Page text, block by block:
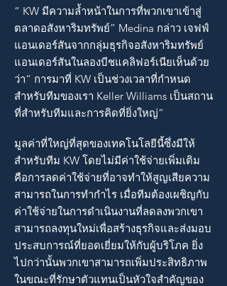
“ KW มีความล้ำหน้าในการที่พวกเขาเข้าสู่
ตลาดอสังหาริมทรัพย์” Medina กล่าว เจฟฟ์
แอนเดอร์สันจากกลุ่มธุรกิจอสังหาริมทรัพย์
แอนเดอร์สันในลองบีชแคลิฟอร์เนียเห็นด้วย
ว่า“ การมาที่ KW เป็นช่วงเวลาที่กำหนด
สำหรับทีมของเรา Keller Williams เป็นสถาน
ที่สำหรับทีมและการคิดที่ยิ่งใหญ่”
มูลค่าที่ใหญ่ที่สุดของเทคโนโลยีนี้ซึ่งมีให้
สำหรับทีม KW โดยไม่มีค่าใช้จ่ายเพิ่มเติม
คือการลดค่าใช้จ่ายที่อาจทำให้สูญเสียความ
สามารถในการทำกำไร เมื่อทีมต้องเผชิญกับ
ค่าใช้จ่ายในการดำเนินงานที่ลดลงพวกเขา
สามารถลงทุนใหม่เพื่อสร้างธุรกิจและส่งมอบ
ประสบการณ์ที่ยอดเยี่ยมให้กับผู้บริโภค ยิ่ง
ไปกว่านั้นพวกเขาสามารถเพิ่มประสิทธิภาพ
ในขณะที่รักษาตัวแทนเป็นหัวใจสำคัญของ